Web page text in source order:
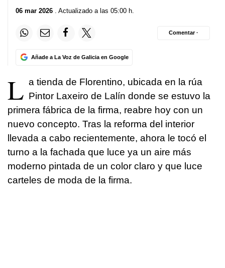
06 mar 2026 . Actualizado a las 05:00 h.
Añade a La Voz de Galicia en Google
Comentar ·
L a tienda de Florentino, ubicada en la rúa
Pintor Laxeiro de Lalín donde se estuvo la
primera fábrica de la firma, reabre hoy con un
nuevo concepto. Tras la reforma del interior
llevada a cabo recientemente, ahora le tocó el
turno a la fachada que luce ya un aire más
moderno pintada de un color claro y que luce
carteles de moda de la firma.